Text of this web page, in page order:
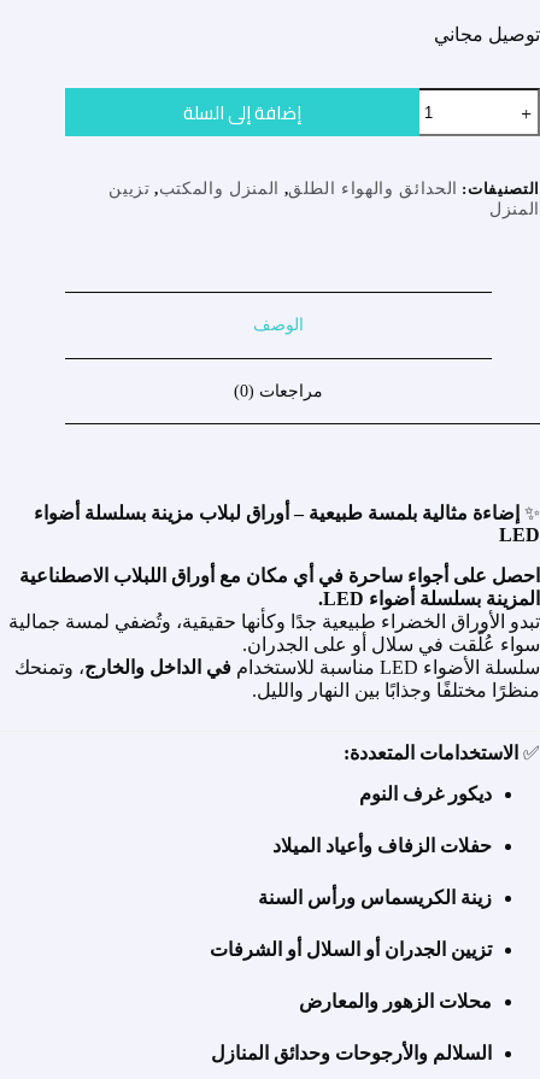
هو:
69.00د.ت.
هو:
49.00د.ت.
توصيل مجاني
Guirlande
lumineuse
feuilles
vertes
de
إضافة إلى السلة
التصنيفات: الحدائق والهواء الطلق, المنزل والمكتب, تزيين
المنزل
الوصف
مراجعات (0)
✨ إضاءة مثالية بلمسة طبيعية – أوراق لبلاب مزينة بسلسلة أضواء
LED
احصل على أجواء ساحرة في أي مكان مع أوراق اللبلاب الاصطناعية
المزينة بسلسلة أضواء LED.
تبدو الأوراق الخضراء طبيعية جدًا وكأنها حقيقية، وتُضفي لمسة جمالية
سواء عُلّقت في سلال أو على الجدران.
سلسلة الأضواء LED مناسبة للاستخدام
في الداخل والخارج، وتمنحك
منظرًا مختلفًا وجذابًا بين النهار والليل.
✅ الاستخدامات المتعددة:
ديكور غرف النوم
حفلات الزفاف وأعياد الميلاد
زينة الكريسماس ورأس السنة
تزيين الجدران أو السلال أو الشرفات
محلات الزهور والمعارض
السلالم والأرجوحات وحدائق المنازل